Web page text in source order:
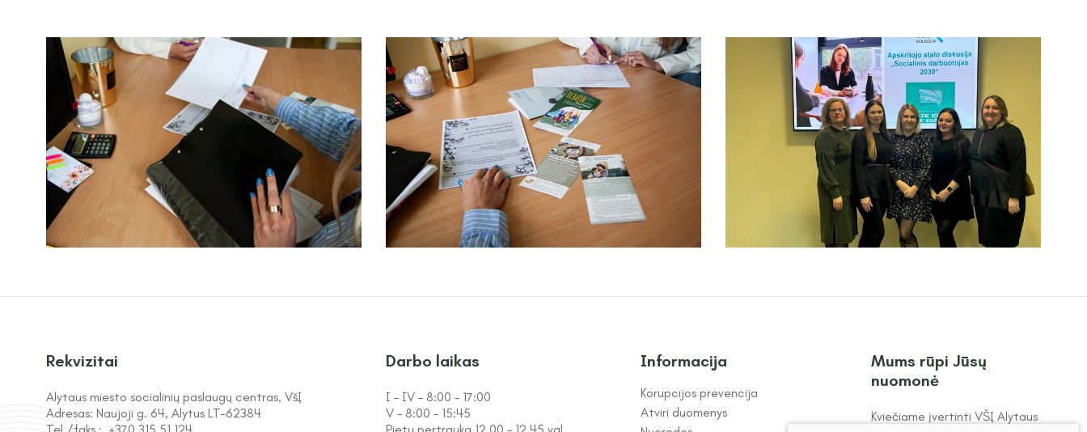
Rekvizitai
Alytaus miesto socialinių paslaugų centras, VšĮ
Adresas: Naujoji g. 64, Alytus LT-62384
Tel./faks.: +370 315 51 124
Darbo laikas
I – IV – 8:00 – 17:00
V – 8:00 – 15:45
Pietų pertrauka 12.00 – 12.45 val.
Informacija
Korupcijos prevencija
Atviri duomenys
Mums rūpi Jūsų
nuomonė
Kviečiame įvertinti VŠĮ Alytaus